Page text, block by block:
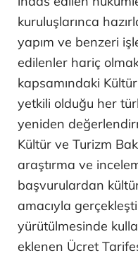
kuruluşlarınca
yapım ve benzeri
edilenler hariç
kapsamındaki
yetkili olduğu her
yeniden
Kültür ve Turizm
araştırma ve
başvurulardan
amacıyla
yürütülmesinde
eklenen Ücret